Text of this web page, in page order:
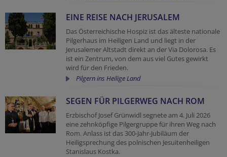
EINE REISE NACH JERUSALEM
Das Österreichische Hospiz ist das älteste nationale
Pilgerhaus im Heiligen Land und liegt in der
Jerusalemer Altstadt direkt an der Via Dolorosa. Es
ist ein Zentrum, von dem aus viel Gutes gewirkt
wird für den Frieden.
Pilgern ins Heilige Land
SEGEN FÜR PILGERWEG NACH ROM
Erzbischof Josef Grünwidl segnete am 4. Juli 2026
eine zehnköpfige Pilgergruppe für ihren Weg nach
Rom. Anlass ist das 300-Jahr-Jubiläum der
Heiligsprechung des polnischen Jesuitenheiligen
Stanislaus Kostka.